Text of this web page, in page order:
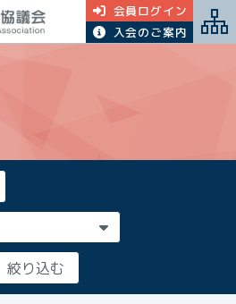
会員ログイン
入会のご案内